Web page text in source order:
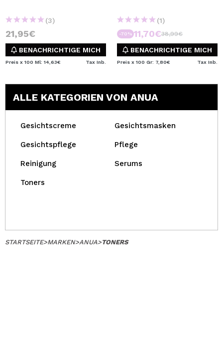
(3)
21,95€
BENACHRICHTIGE MICH
Preis x 100 Ml: 14,63€ Tax Inb.
(1)
-70% 11,70€38,99€
BENACHRICHTIGE MICH
Preis x 100 Gr: 7,80€ Tax Inb.
ALLE KATEGORIEN VON ANUA
Gesichtscreme Gesichtsmasken
Gesichtspflege Pflege
Reinigung Serums
Toners
STARTSEITE>MARKEN>ANUA>TONERS